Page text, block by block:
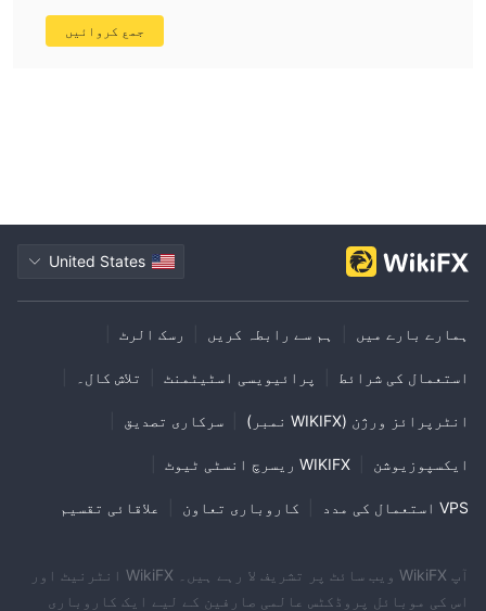
جمع کروائیں
United States
ہمارے بارے میں ہم سے رابطہ کریں رسک الرٹ
استعمال کی شرائط پرائیویسی اسٹیٹمنٹ تلاش کال۔
انٹرپرائز ورژن (WIKIFX نمبر) سرکاری تصدیق
ایکسپوزیوشن WIKIFX ریسرچ انسٹی ٹیوٹ
VPS استعمال کی مدد کاروباری تعاون علاقائی تقسیم
آپ WikiFX ویب سائٹ پر تشریف لا رہے ہیں۔ WikiFX انٹرنیٹ اور
اس کی موبائل پروڈکٹس عالمی صارفین کے لیے ایک کاروباری